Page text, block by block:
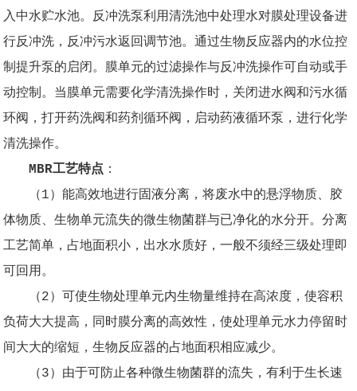
入中水贮水池。反冲洗泵利用清洗池中处理水对膜处理设备进
行反冲洗，反冲污水返回调节池。通过生物反应器内的水位控
制提升泵的启闭。膜单元的过滤操作与反冲洗操作可自动或手
动控制。当膜单元需要化学清洗操作时，关闭进水阀和污水循
环阀，打开药洗阀和药剂循环阀，启动药液循环泵，进行化学
清洗操作。
MBR工艺特点 ：
（1）能高效地进行固液分离，将废水中的悬浮物质、胶
体物质、生物单元流失的微生物菌群与已净化的水分开。分离
工艺简单，占地面积小，出水水质好，一般不须经三级处理即
可回用。
（2）可使生物处理单元内生物量维持在高浓度，使容积
负荷大大提高，同时膜分离的高效性，使处理单元水力停留时
间大大的缩短，生物反应器的占地面积相应减少。
（3）由于可防止各种微生物菌群的流失，有利于生长速